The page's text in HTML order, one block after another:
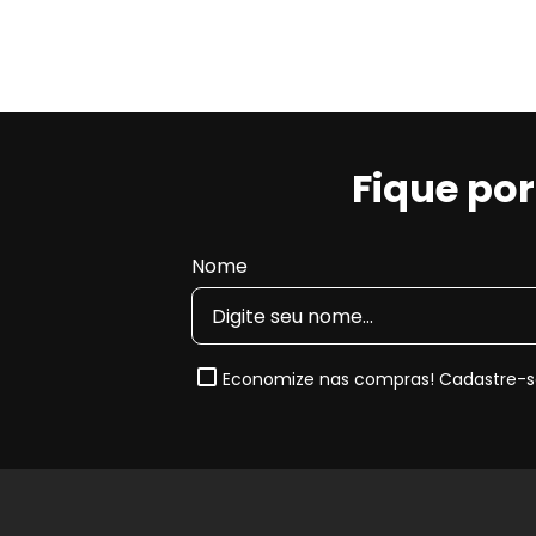
1998, 1999, 2000, 2001, 2002, 2003, 2004, 2005 e
compra para garantir o encaixe perfeito.
Quando e Por que substituir a
Fique
Nome
Economize nas compras! Cadastre-